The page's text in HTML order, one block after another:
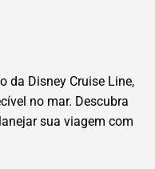
da Disney Cruise Line,
no mar. Descubra
sua viagem com